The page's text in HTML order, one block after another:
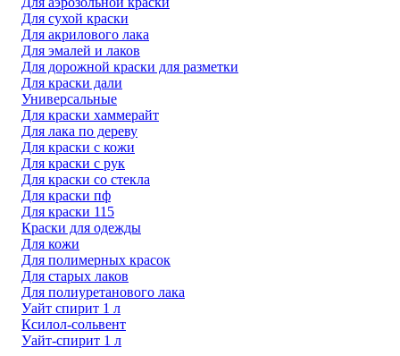
Для сухой краски
Для акрилового лака
Для эмалей и лаков
Для дорожной краски для разметки
Для краски дали
Универсальные
Для краски хаммерайт
Для лака по дереву
Для краски с кожи
Для краски с рук
Для краски со стекла
Для краски пф
Для краски 115
Краски для одежды
Для кожи
Для полимерных красок
Для старых лаков
Для полиуретанового лака
Уайт спирит 1 л
Ксилол-сольвент
Уайт-спирит 1 л